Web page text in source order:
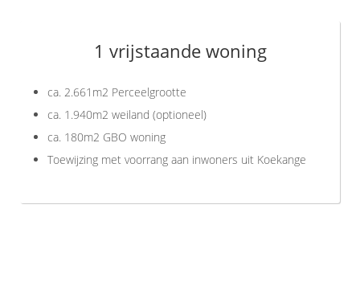
1 vrijstaande woning
ca. 2.661m2 Perceelgrootte
ca. 1.940m2 weiland (optioneel)
ca. 180m2 GBO woning
Toewijzing met voorrang aan inwoners uit Koekange